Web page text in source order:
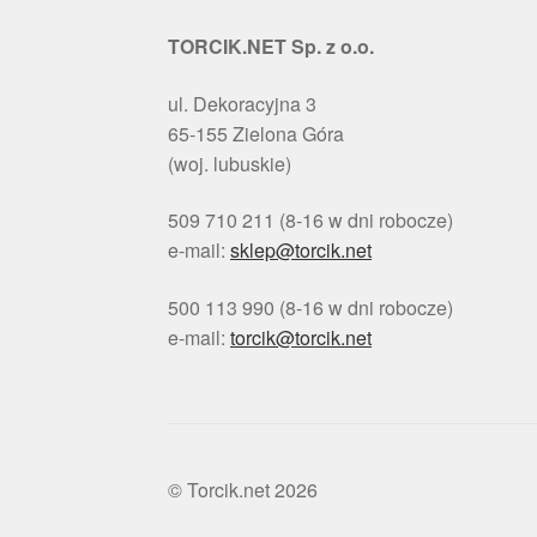
TORCIK.NET Sp. z o.o.
ul. Dekoracyjna 3
65-155 Zielona Góra
(woj. lubuskie)
509 710 211 (8-16 w dni robocze)
e-mail:sklep@torcik.net
500 113 990 (8-16 w dni robocze)
e-mail:torcik@torcik.net
© Torcik.net 2026